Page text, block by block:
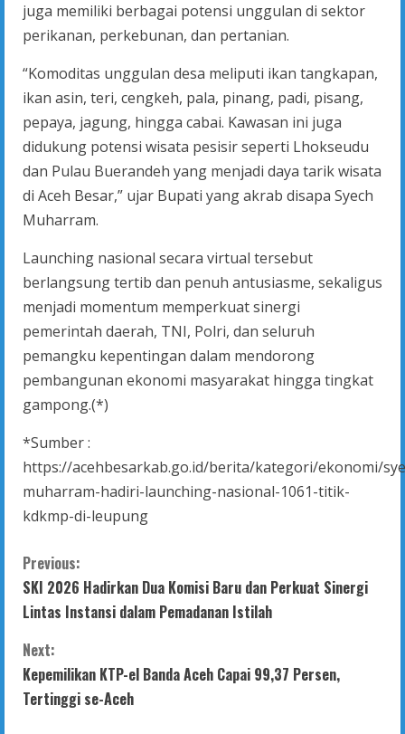
juga memiliki berbagai potensi unggulan di sektor
perikanan, perkebunan, dan pertanian.
“Komoditas unggulan desa meliputi ikan tangkapan,
ikan asin, teri, cengkeh, pala, pinang, padi, pisang,
pepaya, jagung, hingga cabai. Kawasan ini juga
didukung potensi wisata pesisir seperti Lhokseudu
dan Pulau Buerandeh yang menjadi daya tarik wisata
di Aceh Besar,” ujar Bupati yang akrab disapa Syech
Muharram.
Launching nasional secara virtual tersebut
berlangsung tertib dan penuh antusiasme, sekaligus
menjadi momentum memperkuat sinergi
pemerintah daerah, TNI, Polri, dan seluruh
pemangku kepentingan dalam mendorong
pembangunan ekonomi masyarakat hingga tingkat
gampong.(*)
*Sumber :
https://acehbesarkab.go.id/berita/kategori/ekonomi/
muharram-hadiri-launching-nasional-1061-titik-
kdkmp-di-leupung
C
o
n
t
Previous:
SKI 2026 Hadirkan Dua Komisi Baru dan Perkuat Sinergi
Lintas Instansi dalam Pemadanan Istilah
Next:
Kepemilikan KTP-el Banda Aceh Capai 99,37 Persen,
Tertinggi se-Aceh